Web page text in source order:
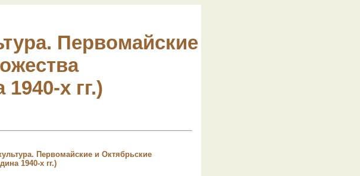
Первомайские
х гг.)
Первомайские и Октябрьские
1940-х гг.)